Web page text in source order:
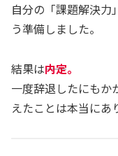
自分の「課題解決力
う準備しました。
結果は――内定。
一度辞退したにもか
えたことは本当にあ